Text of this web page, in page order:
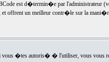
est d�termin�e par l'administrateur
offrent un meilleur contr�le sur la
�tes autoris� � l'utiliser, vous vous